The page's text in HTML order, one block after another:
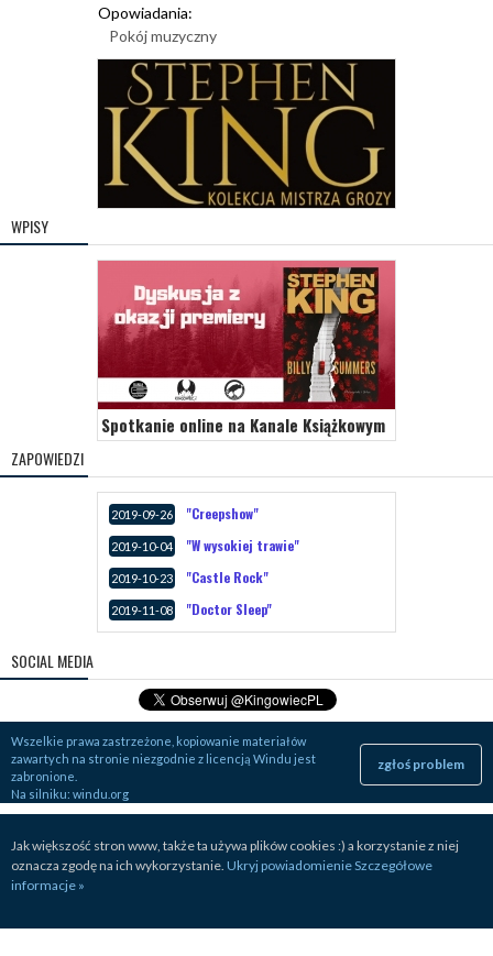
Opowiadania:
Pokój muzyczny
WPISY
Spotkanie online na Kanale Książkowym
ZAPOWIEDZI
2019-09-26 "Creepshow"
2019-10-04 "W wysokiej trawie"
2019-10-23 "Castle Rock"
2019-11-08 "Doctor Sleep"
SOCIAL MEDIA
zgłoś problem
Wszelkie prawa zastrzeżone, kopiowanie materiałów
zawartych na stronie niezgodnie z licencją Windu jest
zabronione.
Na silniku: windu.org
Jak większość stron www, także ta używa plików cookies :) a korzystanie z niej
oznacza zgodę na ich wykorzystanie. Ukryj powiadomienieSzczegółowe
informacje »